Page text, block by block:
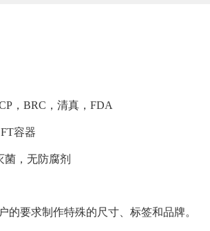
，BRC，清真，FDA
容器
菌，无防腐剂
的要求制作特殊的尺寸、标签和品牌。